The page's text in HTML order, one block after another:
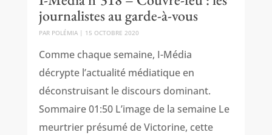
journalistes au garde-à-vous
PAR POLÉMIA| 15 OCTOBRE 2020
Comme chaque semaine, I-Média
décrypte l’actualité médiatique en
déconstruisant le discours dominant.
Sommaire 01:50 L’image de la semaine Le
meurtrier présumé de Victorine, cette